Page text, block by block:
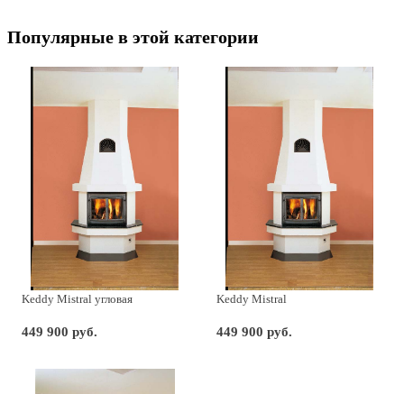
Популярные в этой категории
Keddy Mistral угловая
449 900 руб.
Keddy Mistral
449 900 руб.